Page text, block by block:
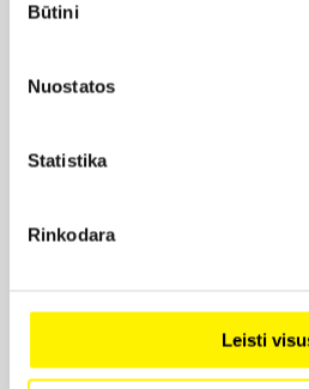
pasirinkimas
Būtini
Nuostatos
Statistika
Rinkodara
Leisti